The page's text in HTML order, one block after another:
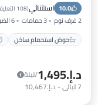
10.0 استثنائي(108 التعليقات
2 غرف نوم 3 حمامات 6 الضيوف
حوض استحمام ساخن
التزلج
د.إ.‏1,495
/ليلة
7ليالي- د.إ.‏10,467